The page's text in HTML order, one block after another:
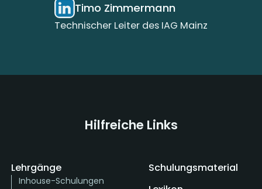
Timo Zimmermann
Technischer Leiter des IAG Mainz
Hilfreiche Links
Lehrgänge
Inhouse-Schulungen
Schulungsmaterial